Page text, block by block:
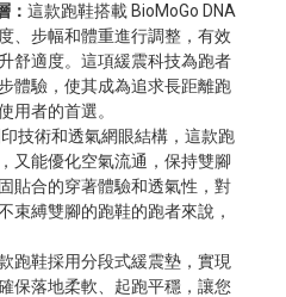
： 這款跑鞋搭載 BioMoGo DNA
、步幅和體重進行調整，有效
舒適度。這項緩震科技為跑者
體驗，使其成為追求長距離跑
用者的首選。
技術和透氣網眼結構，這款跑
又能優化空氣流通，保持雙腳
貼合的穿著體驗和透氣性，對
束縛雙腳的跑鞋的跑者來說，
跑鞋採用分段式緩震墊，實現
保落地柔軟、起跑平穩，讓您